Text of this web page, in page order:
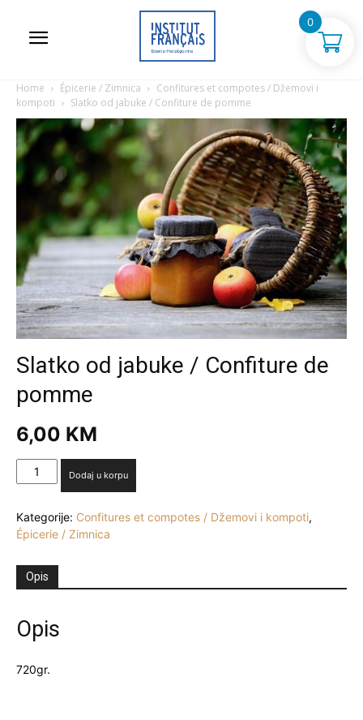
Home Épicerie / Zimnica
Confitures et compotes / Džemovi i
kompoti
Slatko od jabuke / Confiture de pomme
Slatko od jabuke / Confiture de
pomme
6,00 KM
Slatko
od
/
Confiture
pomme
količina
Dodaj u korpu
Kategorije: Confitures et compotes / Džemovi i kompoti,
Épicerie / Zimnica
Opis
Opis
720gr.
0